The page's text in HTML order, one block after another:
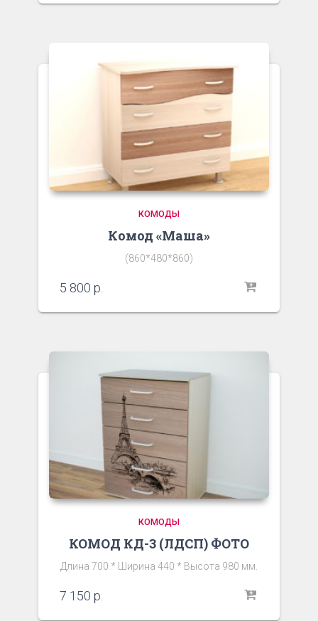
КОМОДЫ
Комод «Маша»
(860*480*860)
5 800 р.
КОМОДЫ
КОМОД КД-3 (ЛДСП) ФОТО
Длина 700 * Ширина 440 * Высота 980 мм.
7 150 р.